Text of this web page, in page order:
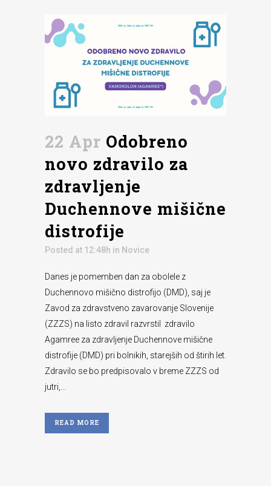
22 Apr Odobreno
novo zdravilo za
zdravljenje
Duchennove mišične
distrofije
Posted at 12:48h in Novice
Danes je pomemben dan za obolele z
Duchennovo mišično distrofijo (DMD), saj je
Zavod za zdravstveno zavarovanje Slovenije
(ZZZS) na listo zdravil razvrstil zdravilo
Agamree za zdravljenje Duchennove mišične
distrofije (DMD) pri bolnikih, starejših od štirih let.
Zdravilo se bo predpisovalo v breme ZZZS od
jutri,...
READ MORE